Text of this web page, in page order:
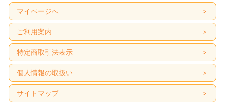
マイページへ
ご利用案内
特定商取引法表示
個人情報の取扱い
サイトマップ